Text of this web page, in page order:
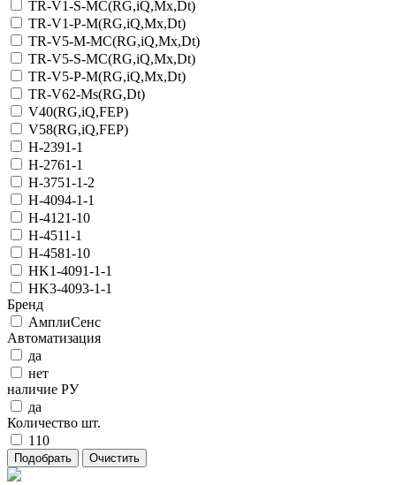
TR-V1-S-MC(RG,iQ,Мх,Dt)
TR-V1-Р-M(RG,iQ,Мх,Dt)
TR-V5-M-MC(RG,iQ,Мх,Dt)
TR-V5-S-MC(RG,iQ,Мх,Dt)
TR-V5-Р-M(RG,iQ,Мх,Dt)
TR-V62-Ms(RG,Dt)
V40(RG,iQ,FEP)
V58(RG,iQ,FEP)
Н-2391-1
Н-2761-1
Н-3751-1-2
Н-4094-1-1
Н-4121-10
Н-4511-1
Н-4581-10
НK1-4091-1-1
НK3-4093-1-1
Бренд
АмплиСенс
Автоматизация
да
нет
наличие РУ
да
Количество шт.
110